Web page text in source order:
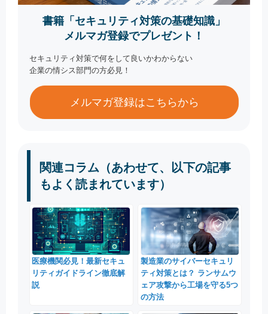
書籍「セキュリティ対策の基礎知識」
メルマガ登録でプレゼント！
セキュリティ対策で何をして良いかわからない
企業の情シス部門の方必見！
メルマガ登録はこちらから
関連コラム（あわせて、以下の記事
もよく読まれています）
医療機関必見！最新セキュ
リティガイドライン徹底解
説
製造業のサイバーセキュリ
ティ対策とは？ ランサムウ
ェア攻撃から工場を守る5つ
の方法